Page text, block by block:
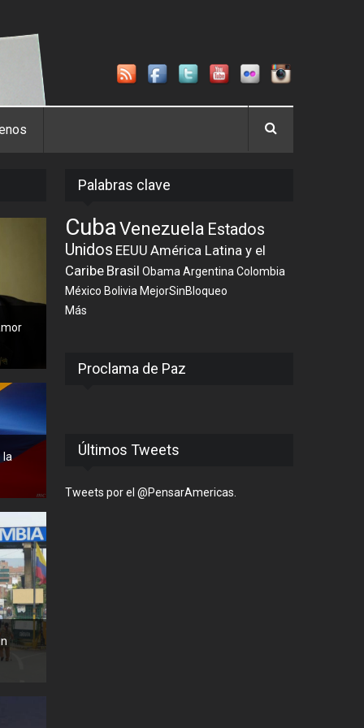
la
Palabras clave
CubaVenezuela Estados
Unidos EEUU América Latina y el
Caribe Brasil Obama Argentina Colombia
México Bolivia MejorSinBloqueo
Más
Proclama de Paz
Últimos Tweets
Tweets por el @PensarAmericas.